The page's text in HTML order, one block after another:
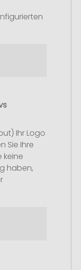
Ihr Logo
Sie Ihre
keine
haben,